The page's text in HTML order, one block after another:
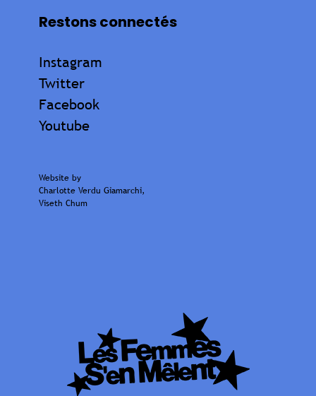
Restons connectés
Instagram
Twitter
Facebook
Youtube
Website by
Charlotte Verdu Giamarchi,
Viseth Chum